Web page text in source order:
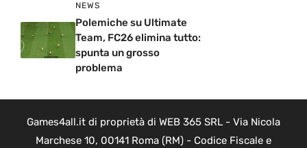
NEWS
Polemiche su Ultimate
Team, FC26 elimina tutto:
spunta un grosso
problema
Games4all.it di proprietà di WEB 365 SRL - Via Nicola
Marchese 10, 00141 Roma (RM) - Codice Fiscale e